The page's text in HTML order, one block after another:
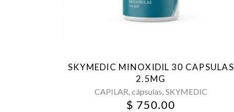
SKYMEDIC MINOXIDIL 30 CAPSULAS
2.5MG
CAPILAR, cápsulas, SKYMEDIC
$ 750.00